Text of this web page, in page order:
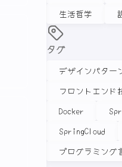
生活哲学
タグ
デザインパター
フロントエンド
Docker
SpringCloud
プログラミング